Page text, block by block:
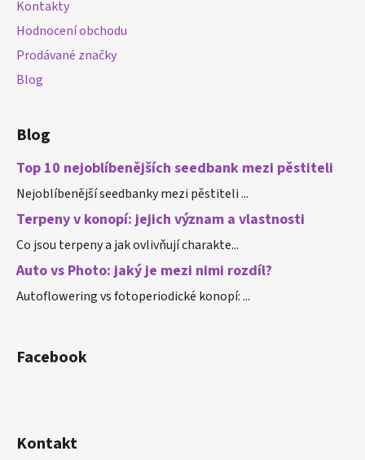
Kontakty
Hodnocení obchodu
Prodávané značky
Blog
Blog
Top 10 nejoblíbenějších seedbank mezi pěstiteli
Nejoblíbenější seedbanky mezi pěstiteli ...
Terpeny v konopí: jejich význam a vlastnosti
Co jsou terpeny a jak ovlivňují charakte...
Auto vs Photo: jaký je mezi nimi rozdíl?
Autoflowering vs fotoperiodické konopí: ...
Facebook
Kontakt